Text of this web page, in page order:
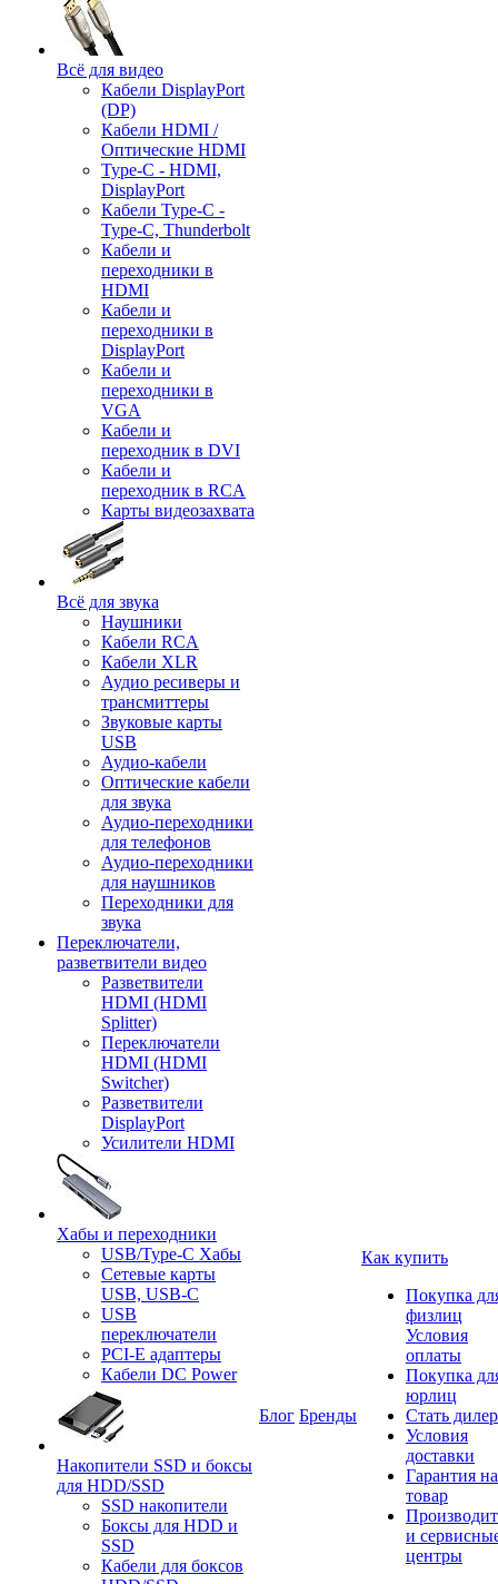
Всё для видео
Кабели DisplayPort
(DP)
Кабели HDMI /
Оптические HDMI
Type-C - HDMI,
DisplayPort
Кабели Type-C -
Type-C, Thunderbolt
Кабели и
переходники в
HDMI
Кабели и
переходники в
DisplayPort
Кабели и
переходники в
VGA
Кабели и
переходник в DVI
Кабели и
переходник в RCA
Карты видеозахвата
Всё для звука
Наушники
Кабели RCA
Кабели XLR
Аудио ресиверы и
трансмиттеры
Звуковые карты
USB
Аудио-кабели
Оптические кабели
для звука
Аудио-переходники
для телефонов
Аудио-переходники
для наушников
Переходники для
звука
Переключатели,
разветвители видео
Разветвители
HDMI (HDMI
Splitter)
Переключатели
HDMI (HDMI
Switcher)
Разветвители
DisplayPort
Усилители HDMI
Хабы и переходники
USB/Type-C Хабы
Сетевые карты
USB, USB-C
USB
переключатели
PCI-E адаптеры
Кабели DC Power
Накопители SSD и боксы
для HDD/SSD
SSD накопители
Боксы для HDD и
SSD
Кабели для боксов
Блог Бренды
Как купить
Покупка
физлиц
Условия
оплаты
Покупка
юрлиц
Стать
Условия
доставки
Гарантия на
товар
и
центры